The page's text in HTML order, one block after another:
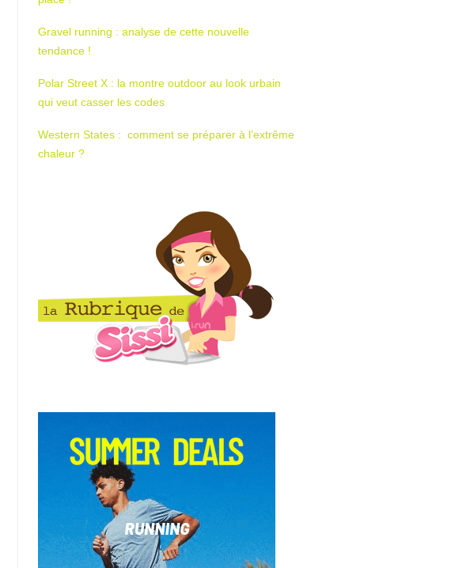
Gravel running : analyse de cette nouvelle
tendance !
Polar Street X : la montre outdoor au look urbain
qui veut casser les codes
Western States : comment se préparer à l’extrême
chaleur ?